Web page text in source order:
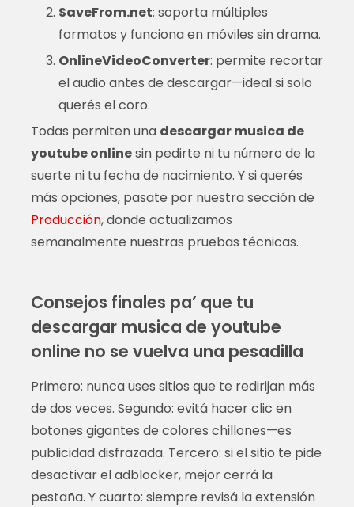
SaveFrom.net: soporta múltiples
formatos y funciona en móviles sin drama.
OnlineVideoConverter: permite recortar
el audio antes de descargar—ideal si solo
querés el coro.
Todas permiten una descargar musica de
youtube onlinesin pedirte ni tu número de la
suerte ni tu fecha de nacimiento. Y si querés
más opciones, pasate por nuestra sección de
Producción, donde actualizamos
semanalmente nuestras pruebas técnicas.
Consejos finales pa’ que tu
descargar musica de youtube
online no se vuelva una pesadilla
Primero: nunca uses sitios que te redirijan más
de dos veces. Segundo: evitá hacer clic en
botones gigantes de colores chillones—es
publicidad disfrazada. Tercero: si el sitio te pide
desactivar el adblocker, mejor cerrá la
pestaña. Y cuarto: siempre revisá la extensión